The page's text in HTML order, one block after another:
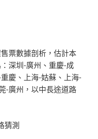
票數據剖析，估計本
深圳-廣州、重慶-成
慶、上海-姑蘇、上海-
-廣州，以中長途道路
猜測